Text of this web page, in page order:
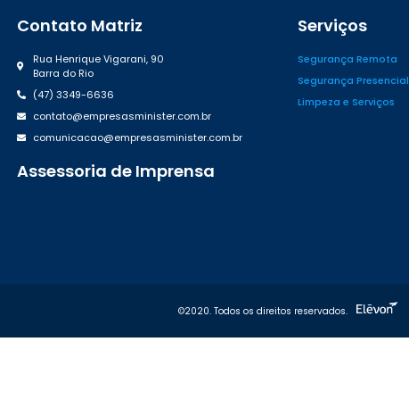
Contato Matriz
Rua Henrique Vigarani, 90
Barra do Rio
(47) 3349-6636
contato@empresasminister.com.br
comunicacao@empresasminister.com.br
(47) 99988.4642
Assessoria de Imprensa
Serviços
Segurança Remota
Segurança Presencial
Limpeza e Serviços
©2020. Todos os direitos reservados.